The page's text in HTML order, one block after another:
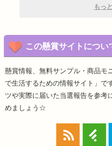
もっ
この懸賞サイトについ
懸賞情報、無料サンプル・商品モ
で生活するための情報サイト」で
ツや実際に届いた当選報告を参考
めましょう☆